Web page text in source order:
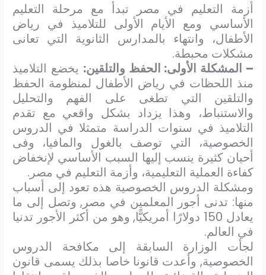
أزمة التعليم في مصر تبدأ مع مرحلة التعليم
الأساسي ومع الأيام الأولى للتلاميذ في رياض
الأطفال، وانتهاء بالمدارس الثانوية التي تعانى
مشكلات محبطة.
– المشكلة الأولى: الحفظ والتلقين: يخضع التلاميذ
منذ اللحظات في رياض الأطفال لمنظومة الحفظ
والتلقين التي تطغى على الفهم والتحليل
والاستنباط، وهذا يزداد بشكل واقعي مع تقدم
التلاميذ في سنوات الدراسة متمثلا في الدروس
الخصوصية، التي توصف بالغول والمافيا، وفى
أحيان كثيرة ينسب إليها السبب الأساسي لإنخفاض
كفاءة العملية التعليمية، وأزمة التعليم في مصر.
ومشكلة الدروس الخصوصية هذه تعود إلى أسباب
منها: تدنى أجور المعلمين في مصر, وتصل إلى ما
يعادل 150 دولارًا أمريكيًّا, وهو من أكثر الأجور تدنيا
في العالم.
لجأت الوزارة السابقة إلى مكافحة الدروس
الخصوصية, وأعدت قانونا خاصا بذلك يسمى قانون